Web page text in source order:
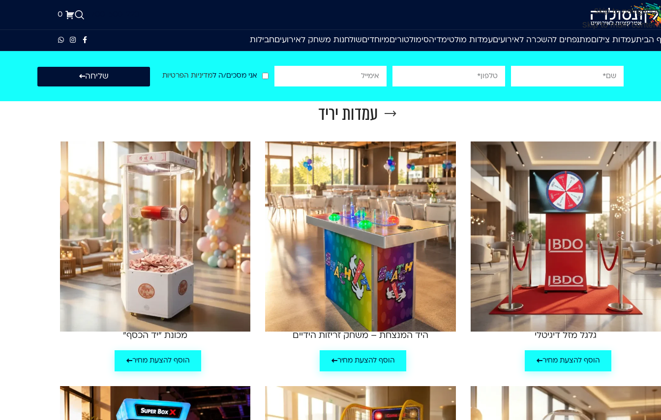
Skip to navigation
Skip to main content
0
הביתעמדות צילוםמתנפחים להשכרה לאירועיםעמדות מולטימדיהסימולטוריםמיוחדיםשולחנות משחק לאירועיםחבילות
אני מסכים/ה למדיניות הפרטיות שליחה
עמדות יריד
גלגל מזל דיגיטלי
הוסף להצעת מחיר
היד המנצחת – משחק זריזות הידיים
הוסף להצעת מחיר
מכונת "יד הכסף"
הוסף להצעת מחיר